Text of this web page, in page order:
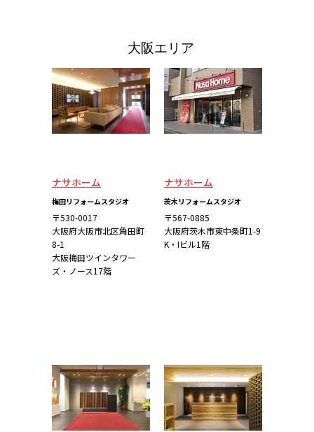
大阪エリア
ナサホーム
梅田リフォームスタジオ
〒530-0017
大阪府大阪市北区角田町
8-1
大阪梅田ツインタワー
ズ・ノース17階
ナサホーム
茨木リフォームスタジオ
〒567-0885
大阪府茨木市東中条町1-9
K・Iビル1階